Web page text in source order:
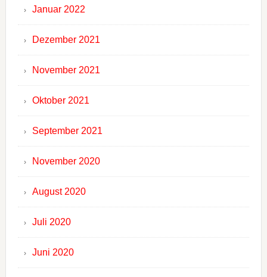
Januar 2022
Dezember 2021
November 2021
Oktober 2021
September 2021
November 2020
August 2020
Juli 2020
Juni 2020